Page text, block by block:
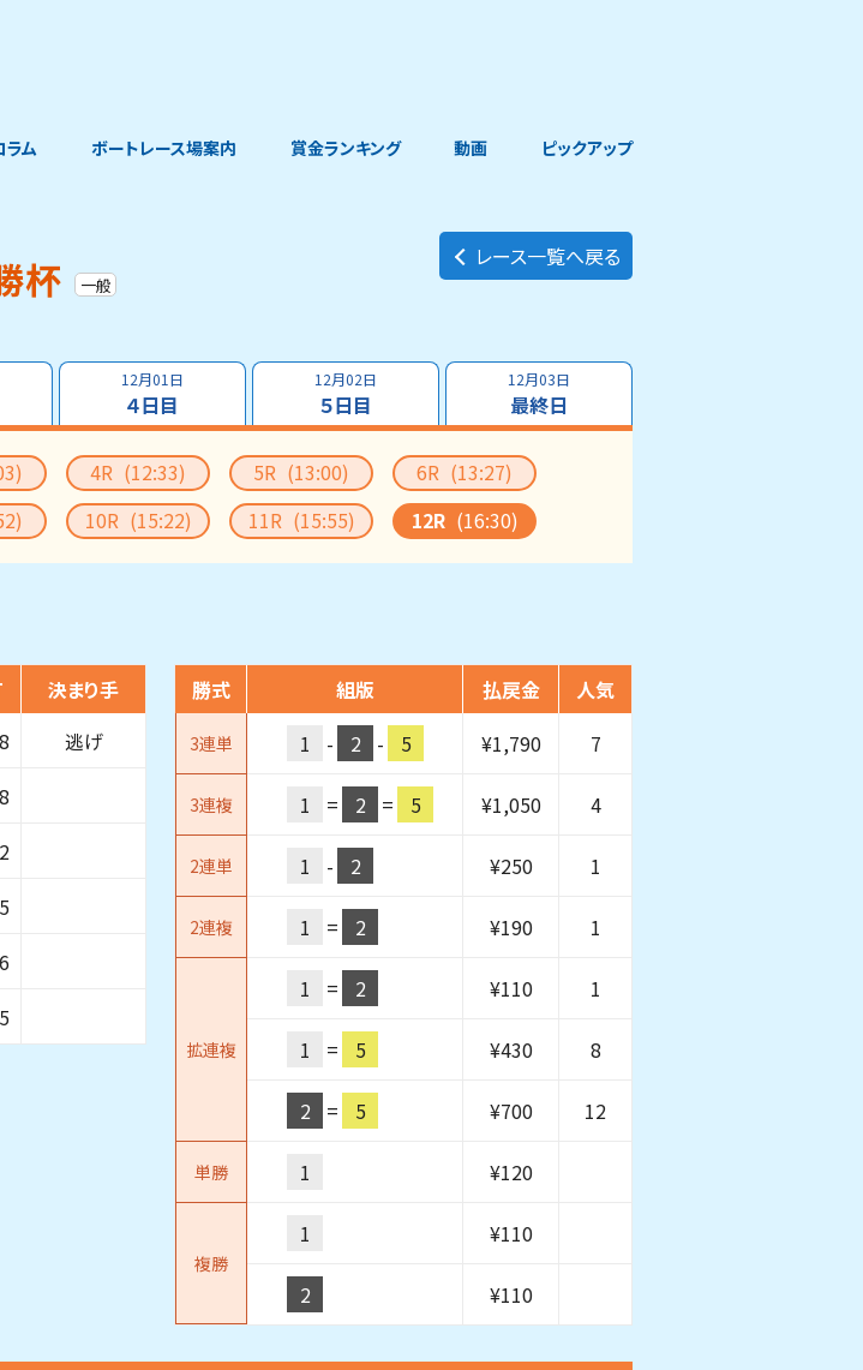
ラム ボートレース場案内 賞金ランキング 動画 ピックアップ
杯 一般
レース一覧へ戻る
12月01日
４日目
12月02日
５日目
12月03日
最終日
4R (12:33) 5R (13:00) 6R (13:27)
10R (15:22) 11R (15:55) 12R (16:30)
決まり手
逃げ
勝式 組版 払戻金 人気
3連単 1 - 2 - 5 ¥1,790 7
3連複 1 = 2 = 5 ¥1,050 4
2連単 1 - 2 ¥250 1
2連複 1 = 2 ¥190 1
拡連複
1 = 2 ¥110 1
1 = 5 ¥430 8
2 = 5 ¥700 12
単勝 1 ¥120
複勝
1 ¥110
2 ¥110